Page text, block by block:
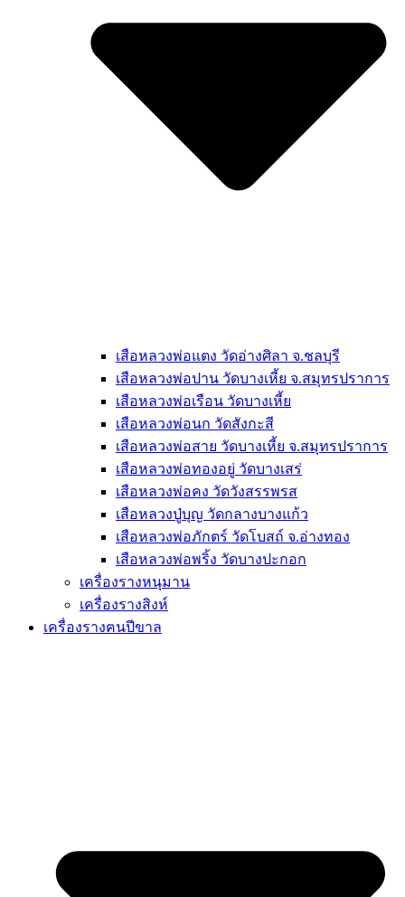
เสือหลวงพ่อแตง วัดอ่างศิลา จ.ชลบุรี
เสือหลวงพ่อปาน วัดบางเหี้ย จ.สมุทรปราการ
เสือหลวงพ่อเรือน วัดบางเหี้ย
เสือหลวงพ่อนก วัดสังกะสี
เสือหลวงพ่อสาย วัดบางเหี้ย จ.สมุทรปราการ
เสือหลวงพ่อทองอยู่ วัดบางเสร่
เสือหลวงพ่อคง วัดวังสรรพรส
เสือหลวงปู่บุญ วัดกลางบางแก้ว
เสือหลวงพ่อภักตร์ วัดโบสถ์ จ.อ่างทอง
เสือหลวงพ่อพริ้ง วัดบางปะกอก
เครื่องรางหนุมาน
เครื่องรางสิงห์
เครื่องรางฅนปีขาล